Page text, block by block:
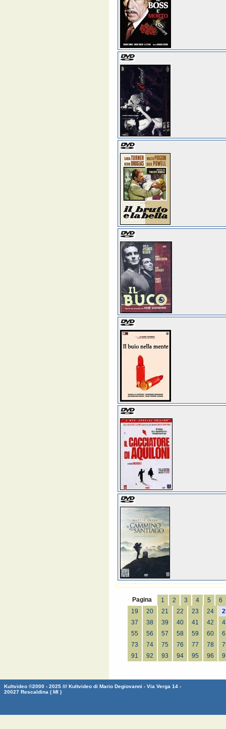
Pagina 1 2 3 4 5
6
19
20 21 22 23 24
37
38 39 40 41 42
55
56 57 58 59 60
73
74 75 76 77 78
91
92 93 94 95 96
Kultvideo ©2000 - 2025 /// Kultvideo di Mario Degiovanni - Via Verga 14 -
20027 Rescaldina ( MI )